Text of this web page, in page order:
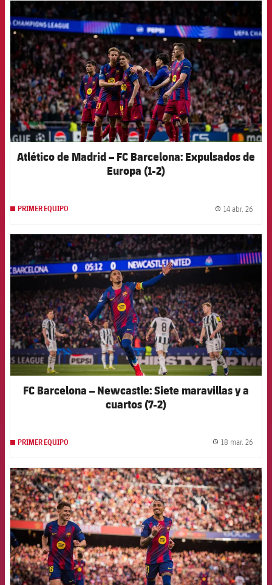
FCB Barcelona badge
Atlético de Madrid – FC Barcelona: Expulsados de
Europa (1-2)
PRIMER EQUIPO 14 abr. 26
FCB Barcelona badge
FC Barcelona – Newcastle: Siete maravillas y a
cuartos (7-2)
PRIMER EQUIPO 18 mar. 26
FCB Barcelona badge